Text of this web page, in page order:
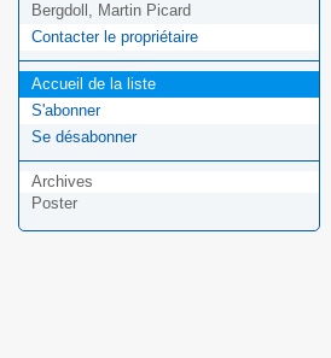
Bergdoll, Martin Picard
Contacter le propriétaire
Accueil de la liste
S'abonner
Se désabonner
Archives
Poster